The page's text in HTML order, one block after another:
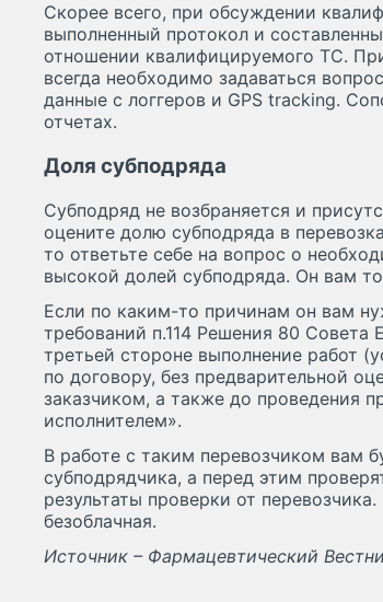
Скорее всего, при обсуждении
выполненный протокол и
отношении квалифицируемого ТС.
всегда необходимо задаваться
данные с логгеров и GPS tracking.
отчетах.
Доля субподряда
Субподряд не возбраняется и
оцените долю субподряда в
то ответьте себе на вопрос о
высокой долей субподряда. Он вам
Если по каким-то причинам он вам
требований п.114 Решения 80 Совета
третьей стороне выполнение работ
по договору, без предварительной
заказчиком, а также до проведения
исполнителем».
В работе с таким перевозчиком вам
субподрядчика, а перед этим
результаты проверки от
безоблачная.
Источник – Фармацевтический